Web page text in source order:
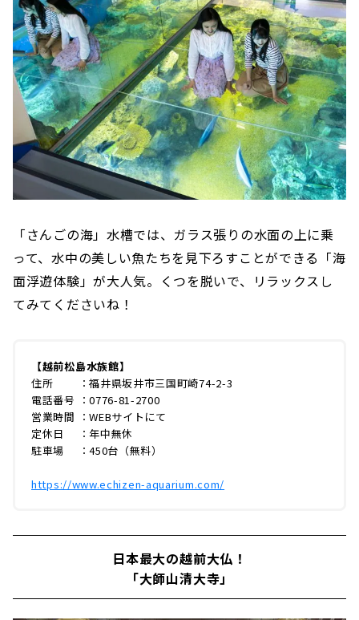
「さんごの海」水槽では、ガラス張りの水面の上に乗
って、水中の美しい魚たちを見下ろすことができる「海
面浮遊体験」が大人気。くつを脱いで、リラックスし
てみてくださいね！
【越前松島水族館】
住所 ：福井県坂井市三国町崎74-2-3
電話番号 ：0776-81-2700
営業時間 ：WEBサイトにて
定休日 ：年中無休
駐車場 ：450台（無料）
https://www.echizen-aquarium.com/
日本最大の越前大仏！
「大師山清大寺」